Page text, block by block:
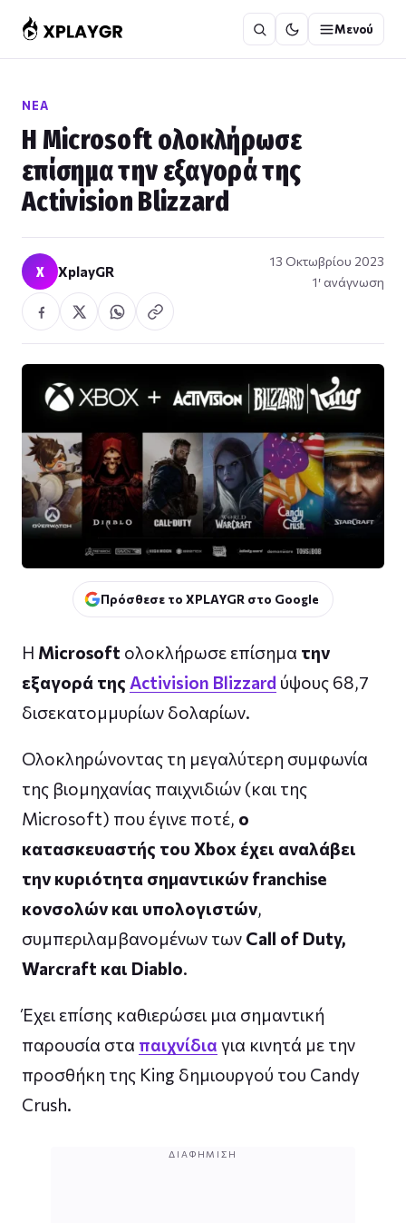
στο
περιεχόμενο
Μενού
ΝΈΑ
Η Microsoft ολοκλήρωσε
επίσημα την εξαγορά της
Activision Blizzard
X XplayGR
13 Οκτωβρίου 2023
1′ ανάγνωση
Πρόσθεσε το XPLAYGR στο Google
Η Microsoft ολοκλήρωσε επίσημα την
εξαγορά της Activision Blizzard ύψους 68,7
δισεκατομμυρίων δολαρίων.
Ολοκληρώνοντας τη μεγαλύτερη συμφωνία
της βιομηχανίας παιχνιδιών (και της
Microsoft) που έγινε ποτέ, ο
κατασκευαστής του Xbox έχει αναλάβει
την κυριότητα σημαντικών franchise
κονσολών και υπολογιστών,
συμπεριλαμβανομένων των Call of Duty,
Warcraft και Diablo.
Έχει επίσης καθιερώσει μια σημαντική
παρουσία στα παιχνίδια για κινητά με την
προσθήκη της King δημιουργού του Candy
Crush.
ΔΙΑΦΉΜΙΣΗ